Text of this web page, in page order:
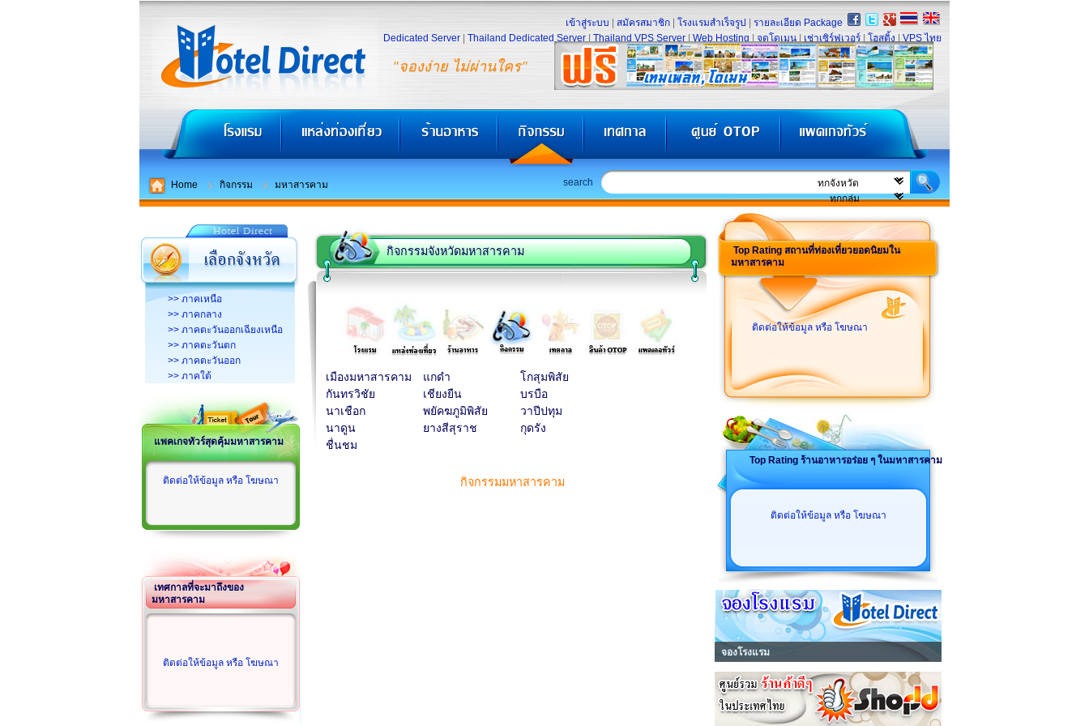
"จองง่าย ไม่ผ่านใคร"
เข้าสู่ระบบ สมัครสมาชิก โรงแรมสำเร็จรูป
รายละเอียด Package
Dedicated Server
Thailand Dedicated Server Thailand VPS Server Web Hosting จดโดเมน เช่าเซิร์ฟเวอร์ โฮสติ้ง VPS ไทย
Home กิจกรรม มหาสารคาม search
>> ภาคเหนือ
>> ภาคกลาง
>> ภาคตะวันออกเฉียงเหนือ
>> ภาคตะวันตก
>> ภาคตะวันออก
>> ภาคใต้
แพคเกจทัวร์สุดคุ้มมหาสารคาม
ติดต่อให้ข้อมูล หรือ โฆษณา
เทศกาลที่จะมาถึงของ
มหาสารคาม
ติดต่อให้ข้อมูล หรือ โฆษณา
กิจกรรมจังหวัดมหาสารคาม
เมืองมหาสารคาม แกดำ
โกสุมพิสัย
กันทรวิชัย
เชียงยืน
บรบือ
นาเชือก
พยัคฆภูมิพิสัย
วาปีปทุม
นาดูน
ยางสีสุราช
กุดรัง
ชื่นชม
กิจกรรมมหาสารคาม
Top Rating สถานที่ท่องเที่ยวยอดนิยมใน
มหาสารคาม
ติดต่อให้ข้อมูล หรือ โฆษณา
Top Rating ร้านอาหารอร่อย ๆ ในมหาสารคาม
ติดต่อให้ข้อมูล หรือ โฆษณา
จองโรงแรม